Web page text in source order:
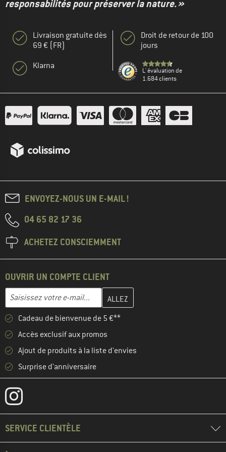
responsabilités pour préserver la nature. »
Livraison gratuite dès
69 € (FR)
Klarna
Droit de retour de 100
jours
L' évaluation de
1.684 clients
ENVOYEZ-NOUS UN E-MAIL !
04 65 82 17 36
ACHETEZ CONSCIEMMENT
OUVRIR UN COMPTE CLIENT
Adresse e-mail
Entrez votre adresse e-mail ici et créez votre compte client à la
Cadeau de bienvenue de 5 €**
Accès exclusif aux promos
Ajout de produits à la liste d'envies
Surprise d'anniversaire
SERVICE CLIENTÈLE